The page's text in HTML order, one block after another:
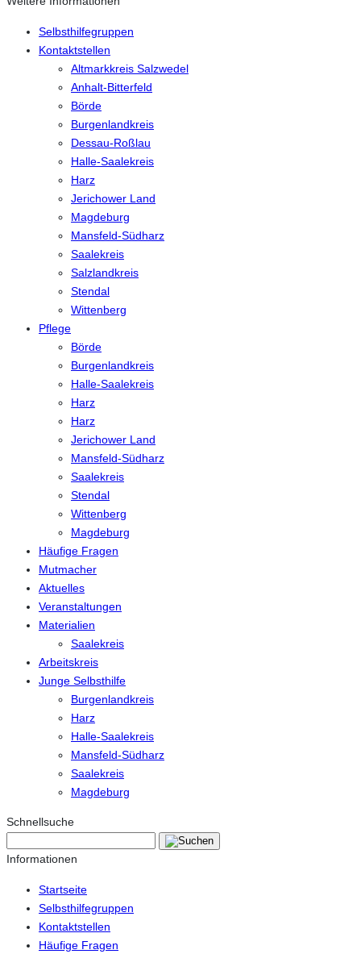
Selbsthilfegruppen
Kontaktstellen
Altmarkkreis Salzwedel
Anhalt-Bitterfeld
Börde
Burgenlandkreis
Dessau-Roßlau
Halle-Saalekreis
Harz
Jerichower Land
Magdeburg
Mansfeld-Südharz
Saalekreis
Salzlandkreis
Stendal
Wittenberg
Pflege
Börde
Burgenlandkreis
Halle-Saalekreis
Harz
Harz
Jerichower Land
Mansfeld-Südharz
Saalekreis
Stendal
Wittenberg
Magdeburg
Häufige Fragen
Mutmacher
Aktuelles
Veranstaltungen
Materialien
Saalekreis
Arbeitskreis
Junge Selbsthilfe
Burgenlandkreis
Harz
Halle-Saalekreis
Mansfeld-Südharz
Saalekreis
Magdeburg
Schnellsuche
Informationen
Startseite
Selbsthilfegruppen
Kontaktstellen
Häufige Fragen